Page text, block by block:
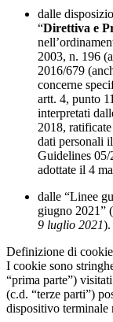
dalle
“Direttiva e
2003, n. 196
2016/679
concerne
artt. 4, punto
interpretati
2018,
dati personali
Guidelines 05/
adottate il 4
dalle “Linee
giugno 2021” (
9 luglio 2021).
Definizione di cookie
I cookie sono
“prima parte”)
(c.d. “terze parti”)
dispositivo terminale